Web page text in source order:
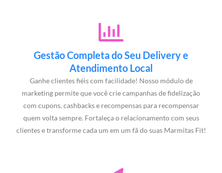
Gestão Completa do Seu Delivery e
Atendimento Local
Ganhe clientes fiéis com facilidade! Nosso módulo de
marketing permite que você crie campanhas de fidelização
com cupons, cashbacks e recompensas para recompensar
quem volta sempre. Fortaleça o relacionamento com seus
clientes e transforme cada um em um fã do suas Marmitas Fit!